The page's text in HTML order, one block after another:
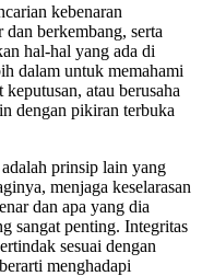
kebenaran
berkembang, serta
hal-hal yang ada di
dalam untuk memahami
atau berusaha
dengan pikiran terbuka
prinsip lain yang
menjaga keselarasan
dan apa yang dia
sangat penting. Integritas
sesuai dengan
menghadapi